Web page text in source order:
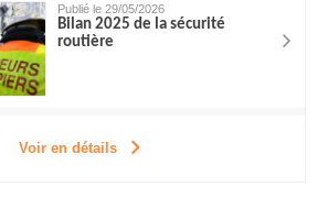
Publié le 29/05/2026
Bilan 2025 de la sécurité
routière
Voir en détails